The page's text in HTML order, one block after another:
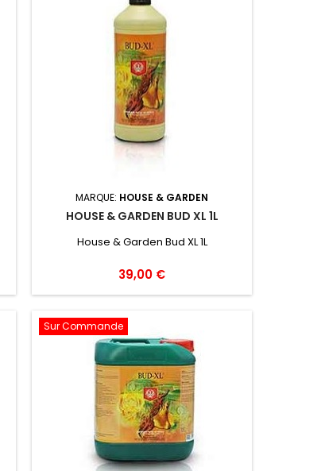
ebb&flow. Dosage indicatif En pratique
largement observée : autour de 2...
MARQUE: HOUSE & GARDEN
HOUSE & GARDEN BUD XL 1L
House & Garden Bud XL 1L
39,00 €
Sur Commande